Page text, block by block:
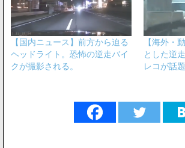
【国内ニュース】前方から迫る
ヘッドライト。恐怖の逆走バイ
クが撮影される。
【海外・
とした逆
レコが話題